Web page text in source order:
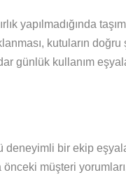
yapılmadığında
kutuların
günlük kullanım
deneyimli bir ekip
müşteri